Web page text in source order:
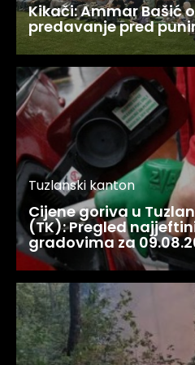
Kikači: Ammar Bašić
predavanje pred
Tuzlanski kanton
Cijene goriva u
(TK): Pregled
gradovima za